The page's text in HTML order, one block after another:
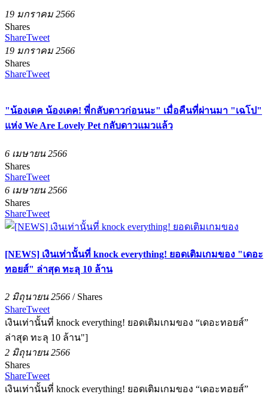
19 มกราคม 2566
Shares
ShareTweet
19 มกราคม 2566
Shares
ShareTweet
"น้องเดค น้องเดค! พี่กลับดาวก่อนนะ" เมื่อคืนที่ผ่านมา "เฉโป"
แห่ง We Are Lovely Pet กลับดาวแมวแล้ว
6 เมษายน 2566
Shares
ShareTweet
6 เมษายน 2566
Shares
ShareTweet
[NEWS] เงินเท่านั้นที่ knock everything! ยอดเติมเกมของ "เดอะ
ทอยส์" ล่าสุด ทะลุ 10 ล้าน
2 มิถุนายน 2566 / Shares
ShareTweet
เงินเท่านั้นที่ knock everything! ยอดเติมเกมของ “เดอะทอยส์”
ล่าสุด ทะลุ 10 ล้าน"]
2 มิถุนายน 2566
Shares
ShareTweet
เงินเท่านั้นที่ knock everything! ยอดเติมเกมของ “เดอะทอยส์”